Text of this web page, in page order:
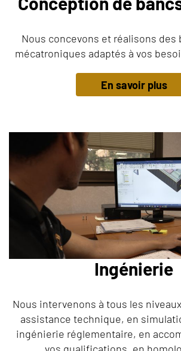
Nous concevons et réalisons des
mécatroniques adaptés à vos
En savoir plus
Ingénierie
Nous intervenons à tous les
assistance technique, en
ingénierie réglementaire, en
vos qualifications, en